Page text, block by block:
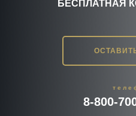
8-800-
БЕСПЛАТНАЯ